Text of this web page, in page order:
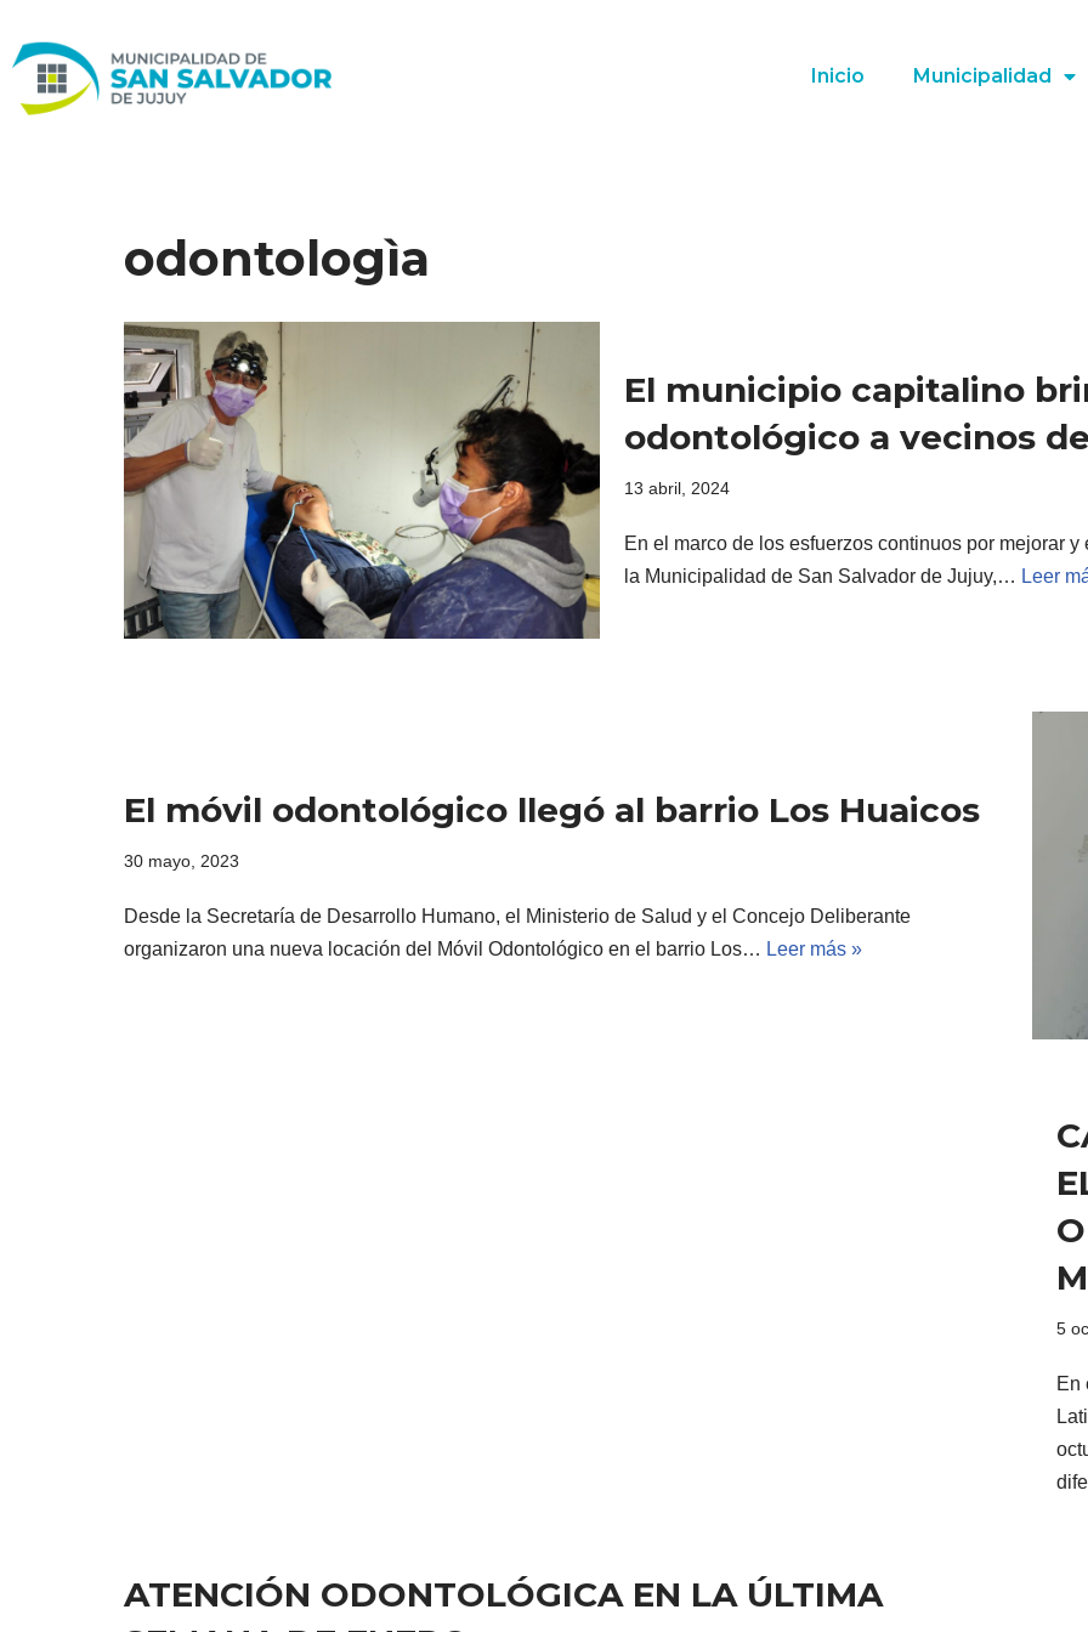
Ir
al
Inicio Municipalidad
odontologìa
El municipio capitalino
odontológico a vecinos
13 abril, 2024
En el marco de los esfuerzos continuos por mejorar
la Municipalidad de San Salvador de Jujuy,… Leer
El móvil odontológico llegó al barrio Los Huaicos
30 mayo, 2023
Desde la Secretaría de Desarrollo Humano, el Ministerio de Salud y el Concejo Deliberante
organizaron una nueva locación del Móvil Odontológico en el barrio Los… Leer más »
5
En
ATENCIÓN ODONTOLÓGICA EN LA ÚLTIMA